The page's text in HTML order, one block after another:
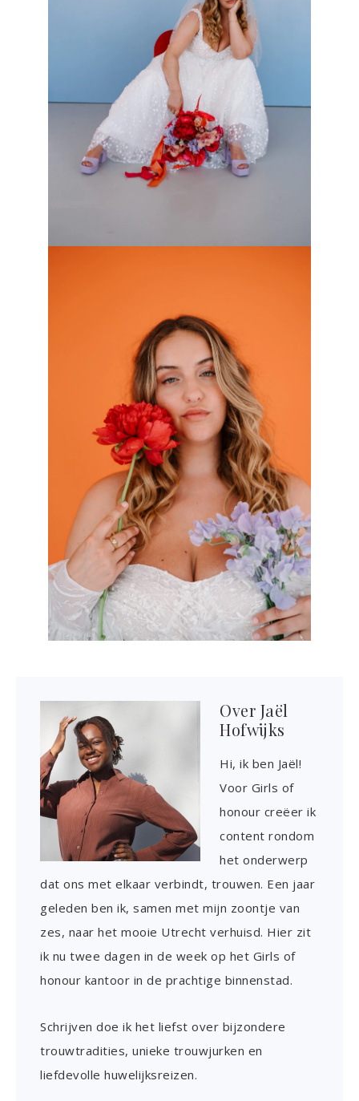
Over Jaël
Hofwijks
Hi, ik ben Jaël!
Voor Girls of
honour creëer ik
content rondom
het onderwerp
dat ons met elkaar verbindt, trouwen. Een jaar
geleden ben ik, samen met mijn zoontje van
zes, naar het mooie Utrecht verhuisd. Hier zit
ik nu twee dagen in de week op het Girls of
honour kantoor in de prachtige binnenstad.
Schrijven doe ik het liefst over bijzondere
trouwtradities, unieke trouwjurken en
liefdevolle huwelijksreizen.